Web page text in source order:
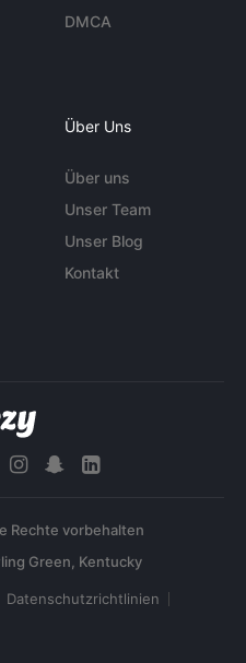
DMCA
Über Uns
Über uns
Unser Team
Unser Blog
Kontakt
Rechte vorbehalten
Datenschutzrichtlinien